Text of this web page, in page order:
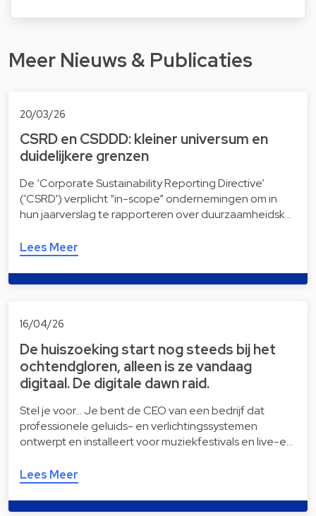
Meer Nieuws & Publicaties
20/03/26
CSRD en CSDDD: kleiner universum en
duidelijkere grenzen
De ‘Corporate Sustainability Reporting Directive’
('CSRD') verplicht “in-scope” ondernemingen om in
hun jaarverslag te rapporteren over duurzaamheidsk…
Lees Meer
16/04/26
De huiszoeking start nog steeds bij het
ochtendgloren, alleen is ze vandaag
digitaal. De digitale dawn raid.
Stel je voor… Je bent de CEO van een bedrijf dat
professionele geluids- en verlichtingssystemen
ontwerpt en installeert voor muziekfestivals en live-e…
Lees Meer